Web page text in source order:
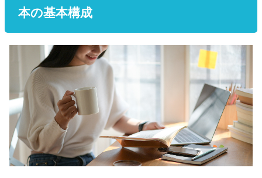
本の基本構成